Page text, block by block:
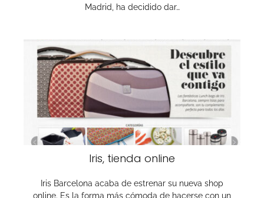
Madrid, ha decidido dar…
Iris, tienda online
Iris Barcelona acaba de estrenar su nueva shop
online. Es la forma más cómoda de hacerse con un